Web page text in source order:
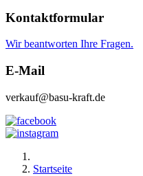
Kontaktformular
Wir beantworten Ihre Fragen.
E-Mail
verkauf@basu-kraft.de
Startseite